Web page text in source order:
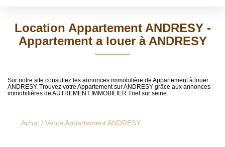
NOS PLUS
Sélectionnez...
Type de bien
Surface min
Créer une alerte
Location Appartement ANDRESY -
Appartement a louer à ANDRESY
Sur notre site consultez les annonces immobilière de Appartement à louer
ANDRESY. Trouvez votre Appartement sur ANDRESY grâce aux annonces
immobilières de AUTREMENT IMMOBILIER Triel sur seine.
Achat / Vente Appartement ANDRESY